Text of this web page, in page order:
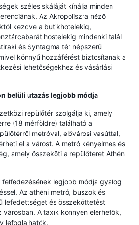
széles skáláját kínálja minden
Az Akropoliszra néző
kezdve a butikhotelekig,
hostelekig mindenki talál
és Syntagma tér népszerű
könnyű hozzáférést biztosítanak a
lehetőségekhez és vásárlási
belüli utazás legjobb módja
repülőtér szolgálja ki, amely
(18 mérföldre) található a
metróval, elővárosi vasúttal,
el a várost. A metró kényelmes és
amely összeköti a repülőteret Athén
felfedezésének legjobb módja gyalog
Az athéni metró, buszok és
lefedettséget és összeköttetést
városban. A taxik könnyen elérhetők,
lefoglalhatók.